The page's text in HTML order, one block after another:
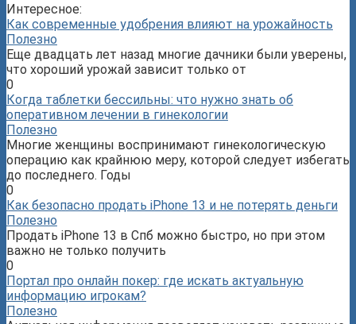
Интересное:
Как современные удобрения влияют на урожайность
Полезно
Еще двадцать лет назад многие дачники были уверены,
что хороший урожай зависит только от
0
Когда таблетки бессильны: что нужно знать об
оперативном лечении в гинекологии
Полезно
Многие женщины воспринимают гинекологическую
операцию как крайнюю меру, которой следует избегать
до последнего. Годы
0
Как безопасно продать iPhone 13 и не потерять деньги
Полезно
Продать iPhone 13 в Спб можно быстро, но при этом
важно не только получить
0
Портал про онлайн покер: где искать актуальную
информацию игрокам?
Полезно